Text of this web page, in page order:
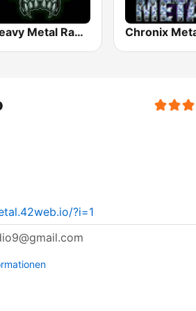
Heavy Metal Radio Chronix
?i=1